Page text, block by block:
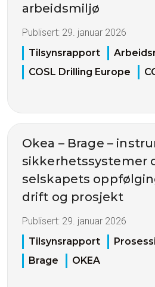
arbeidsmiljø
Publisert: 29. januar 2026
Tilsynsrapport
COSL Drilling Europe
Okea – Brage –
sikkerhetssystemer
selskapets
drift og prosjekt
Publisert: 29. januar 2026
Tilsynsrapport
Brage
OKEA